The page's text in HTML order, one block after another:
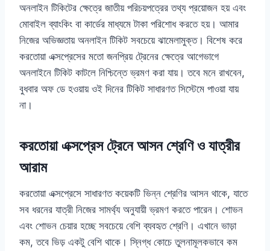
অনলাইন টিকিটের ক্ষেত্রে জাতীয় পরিচয়পত্রের তথ্য প্রয়োজন হয় এবং
মোবাইল ব্যাংকিং বা কার্ডের মাধ্যমে টাকা পরিশোধ করতে হয়। আমার
নিজের অভিজ্ঞতায় অনলাইন টিকিট সবচেয়ে ঝামেলামুক্ত। বিশেষ করে
করতোয়া এক্সপ্রেসের মতো জনপ্রিয় ট্রেনের ক্ষেত্রে আগেভাগে
অনলাইনে টিকিট কাটলে নিশ্চিন্তে ভ্রমণ করা যায়। তবে মনে রাখবেন,
বুধবার অফ ডে হওয়ায় ওই দিনের টিকিট সাধারণত সিস্টেমে পাওয়া যায়
না।
করতোয়া এক্সপ্রেস ট্রেনে আসন শ্রেণি ও যাত্রীর
আরাম
করতোয়া এক্সপ্রেসে সাধারণত কয়েকটি ভিন্ন শ্রেণির আসন থাকে, যাতে
সব ধরনের যাত্রী নিজের সামর্থ্য অনুযায়ী ভ্রমণ করতে পারেন। শোভন
এবং শোভন চেয়ার হচ্ছে সবচেয়ে বেশি ব্যবহৃত শ্রেণি। এখানে ভাড়া
কম, তবে ভিড় একটু বেশি থাকে। স্নিগ্ধ কোচে তুলনামূলকভাবে কম